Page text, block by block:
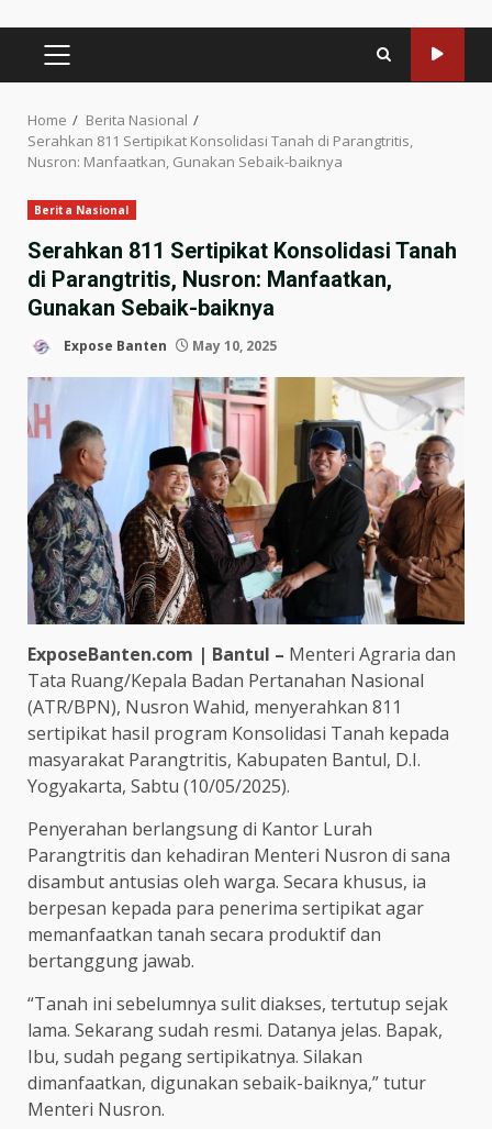
PRIMARY
MENU
Home
Berita Nasional
Serahkan 811 Sertipikat Konsolidasi Tanah di Parangtritis,
Nusron: Manfaatkan, Gunakan Sebaik-baiknya
Berita Nasional
Serahkan 811 Sertipikat Konsolidasi Tanah
di Parangtritis, Nusron: Manfaatkan,
Gunakan Sebaik-baiknya
Expose Banten May 10, 2025
ExposeBanten.com | Bantul – Menteri Agraria dan
Tata Ruang/Kepala Badan Pertanahan Nasional
(ATR/BPN), Nusron Wahid, menyerahkan 811
sertipikat hasil program Konsolidasi Tanah kepada
masyarakat Parangtritis, Kabupaten Bantul, D.I.
Yogyakarta, Sabtu (10/05/2025).
Penyerahan berlangsung di Kantor Lurah
Parangtritis dan kehadiran Menteri Nusron di sana
disambut antusias oleh warga. Secara khusus, ia
berpesan kepada para penerima sertipikat agar
memanfaatkan tanah secara produktif dan
bertanggung jawab.
“Tanah ini sebelumnya sulit diakses, tertutup sejak
lama. Sekarang sudah resmi. Datanya jelas. Bapak,
Ibu, sudah pegang sertipikatnya. Silakan
dimanfaatkan, digunakan sebaik-baiknya,” tutur
Menteri Nusron.